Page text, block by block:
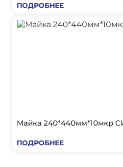
ПОДРОБНЕЕ
Майка 240*440мм*10мкр
ПОДРОБНЕЕ